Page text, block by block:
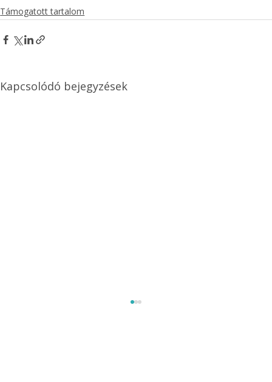
Támogatott tartalom
Kapcsolódó bejegyzések